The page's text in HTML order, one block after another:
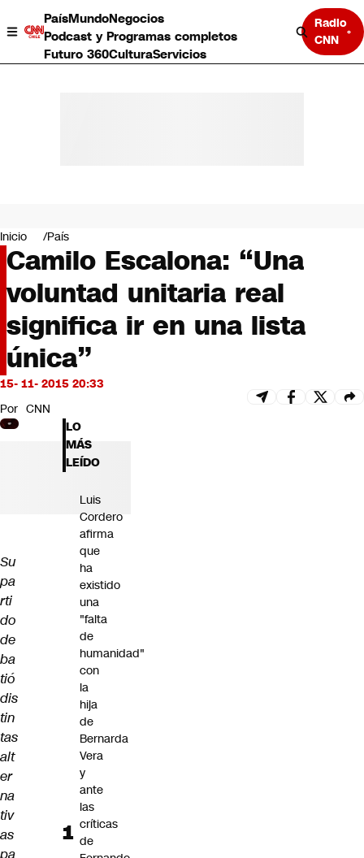
PaísMundoNegocios
Podcast y Programas completos
Futuro 360CulturaServicios
Radio
CNN
Negocios
Deportes
Programas completos
Cultura
Servicios
Bits
CNN Data
CNN tiempo
Futuro 360
Inicio País
Camilo Escalona: “Una
voluntad unitaria real
significa ir en una lista
única”
15- 11- 2015 20:33
Por CNN
Su
pa
rti
do
de
ba
tió
dis
tin
tas
alt
er
na
tiv
as
pa
LO
MÁS
LEÍDO
Luis
Cordero
afirma
que
ha
existido
una
"falta
de
humanidad"
con
la
hija
de
Bernarda
Vera
y
ante
las
críticas
de